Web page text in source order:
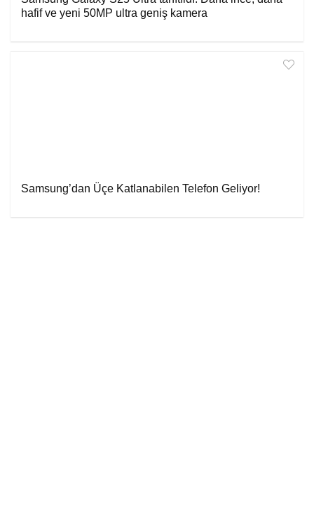
hafif ve yeni 50MP ultra geniş kamera
Samsung’dan Üçe Katlanabilen Telefon Geliyor!